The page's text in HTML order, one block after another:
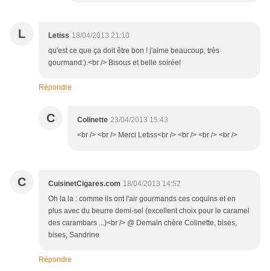
L Letiss 18/04/2013 21:10
qu'est ce que ça doit être bon ! j'aime beaucoup, très
gourmand:).<br /> Bisous et belle soirée!
Répondre
C Colinette 23/04/2013 15:43
<br /> <br /> Merci Letiss<br /> <br /> <br /> <br />
C CuisinetCigares.com 18/04/2013 14:52
Oh la la : comme ils ont l'air gourmands ces coquins et en
plus avec du beurre demi-sel (excellent choix pour le caramel
des carambars ...)<br /> @ Demain chère Colinette, bises,
bises, Sandrine
Répondre